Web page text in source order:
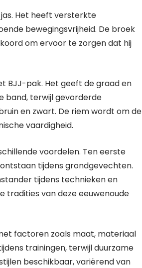
Het heeft versterkte
bewegingsvrijheid. De broek
om ervoor te zorgen dat hij
BJJ-pak. Het geeft de graad en
band, terwijl gevorderde
en zwart. De riem wordt om de
vaardigheid.
voordelen. Ten eerste
​​tijdens grondgevechten.
tijdens technieken en
tradities van deze eeuwenoude
factoren zoals maat, materiaal
trainingen, terwijl duurzame
beschikbaar, variërend van